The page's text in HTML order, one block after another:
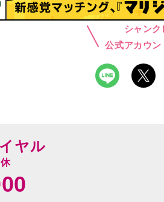
シャン
公式アカウ
ヤル